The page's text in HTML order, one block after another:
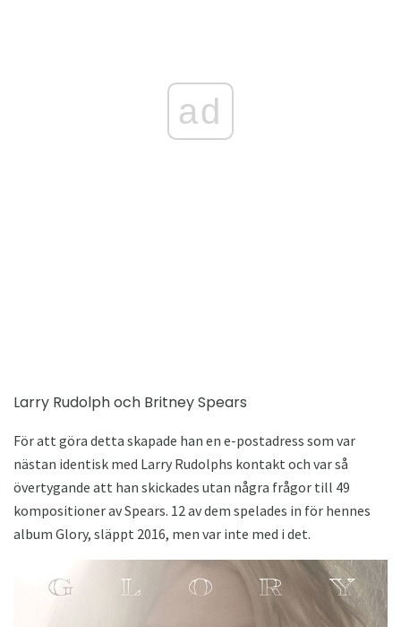
ad
Larry Rudolph och Britney Spears
För att göra detta skapade han en e-postadress som var
nästan identisk med Larry Rudolphs kontakt och var så
övertygande att han skickades utan några frågor till 49
kompositioner av Spears. 12 av dem spelades in för hennes
album Glory, släppt 2016, men var inte med i det.